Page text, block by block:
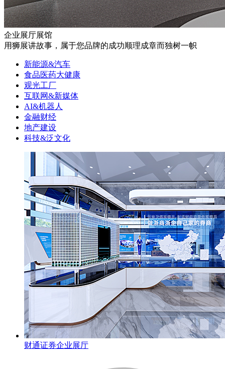
企业展厅展馆
用狮展讲故事，属于您品牌的成功顺理成章而独树一帜
新能源&汽车
食品医药大健康
观光工厂
互联网&新媒体
AI&机器人
金融财经
地产建设
科技&泛文化
财通证券企业展厅